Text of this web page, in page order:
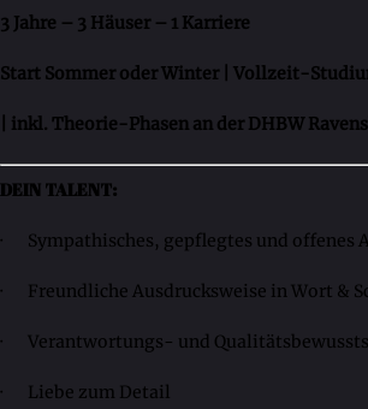
3 Jahre – 3 Häuser – 1 Karriere
Start Sommer oder Winter | Vollzeit-
| inkl. Theorie-Phasen an der DHBW
DEIN TALENT:
· Sympathisches, gepflegtes und offenes
· Freundliche Ausdrucksweise in Wort &
· Verantwortungs- und
· Liebe zum Detail